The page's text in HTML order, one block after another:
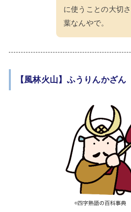
に使うことの大切
葉なんやで。
【風林火山】ふうりんかざん